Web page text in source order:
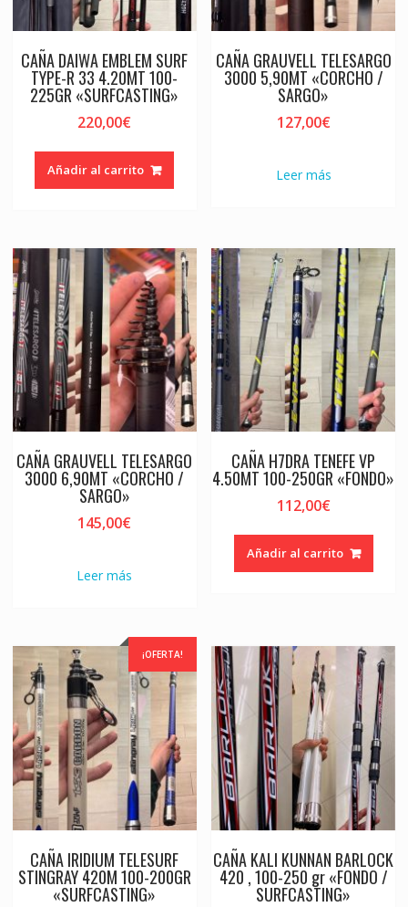
CAÑA DAIWA EMBLEM SURF
TYPE-R 33 4.20MT 100-
225GR «SURFCASTING»
220,00€
Añadir al carrito
CAÑA GRAUVELL TELESARGO
3000 5,90MT «CORCHO /
SARGO»
127,00€
Leer más
CAÑA GRAUVELL TELESARGO
3000 6,90MT «CORCHO /
SARGO»
145,00€
Leer más
CAÑA H7DRA TENEFE VP
4.50MT 100-250GR «FONDO»
112,00€
Añadir al carrito
¡OFERTA!
CAÑA IRIDIUM TELESURF
STINGRAY 420M 100-200GR
«SURFCASTING»
CAÑA KALI KUNNAN BARLOCK
420 , 100-250 gr «FONDO /
SURFCASTING»